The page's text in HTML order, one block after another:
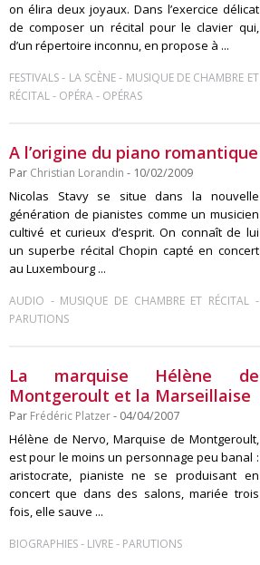
on élira deux joyaux. Dans l’exercice délicat
de composer un récital pour le clavier qui,
d’un répertoire inconnu, en propose à ...
FESTIVALS- LA SCÈNE- MUSIQUE DE CHAMBRE ET
RÉCITAL- OPÉRA- OPÉRAS
A l’origine du piano romantique
Par Christian Lorandin - 10/02/2009
Nicolas Stavy se situe dans la nouvelle
génération de pianistes comme un musicien
cultivé et curieux d’esprit. On connaît de lui
un superbe récital Chopin capté en concert
au Luxembourg ...
AUDIO - MUSIQUE DE CHAMBRE ET RÉCITAL-
PARUTIONS
La marquise Hélène de
Montgeroult et la Marseillaise
Par Frédéric Platzer- 04/04/2007
Hélène de Nervo, Marquise de Montgeroult,
est pour le moins un personnage peu banal :
aristocrate, pianiste ne se produisant en
concert que dans des salons, mariée trois
fois, elle sauve ...
BIOGRAPHIES- LIVRE- PARUTIONS